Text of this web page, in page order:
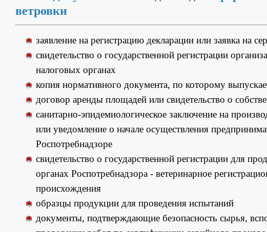
ветровки
заявление на регистрацию декларации или заявка на
свидетельство о государственной регистрации
налоговых органах
копия нормативного документа, по которому
договор аренды площадей или свидетельство о
санитарно-эпидемиологическое заключение на
или уведомление о начале осуществления
Роспотребнадзоре
свидетельство о государственной регистрации для
органах Роспотребнадзора - ветеринарное
происхождения
образцы продукции для проведения испытаний
документы, подтверждающие безопасность сырья,